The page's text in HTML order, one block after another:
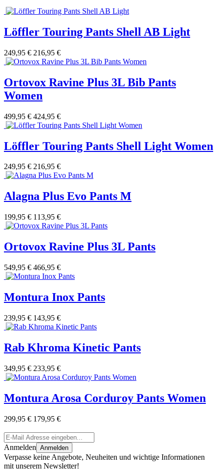
Löffler Touring Pants Shell AB Light
249,95 € 216,95 €
Ortovox Ravine Plus 3L Bib Pants
Women
499,95 € 424,95 €
Löffler Touring Pants Shell Light Women
249,95 € 216,95 €
Alagna Plus Evo Pants M
199,95 € 113,95 €
Ortovox Ravine Plus 3L Pants
549,95 € 466,95 €
Montura Inox Pants
239,95 € 143,95 €
Rab Khroma Kinetic Pants
349,95 € 233,95 €
Montura Arosa Corduroy Pants Women
299,95 € 179,95 €
Anmelden Anmelden
Verpasse keine Angebote, Neuheiten und wichtige Informationen
mit unserem Newsletter!